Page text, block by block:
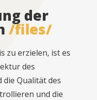
der
/files/
zu erzielen, ist es
des
die Qualität des
und die